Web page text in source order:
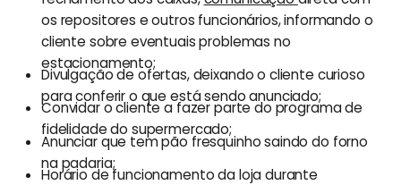
os repositores e outros funcionários, informando o
cliente sobre eventuais problemas no
estacionamento;
Divulgação de ofertas, deixando o cliente curioso
para conferir o que está sendo anunciado;
Convidar o cliente a fazer parte do programa de
fidelidade do supermercado;
Anunciar que tem pão fresquinho saindo do forno
na padaria;
Horário de funcionamento da loja durante